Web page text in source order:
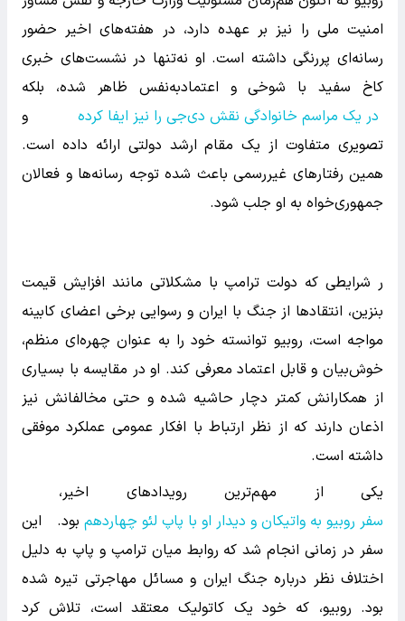
امنیت ملی را نیز بر عهده دارد، در هفته‌های اخیر حضور
رسانه‌ای پررنگی داشته است. او نه‌تنها در نشست‌های خبری
کاخ سفید با شوخی و اعتمادبه‌نفس ظاهر شده، بلکه
در یک مراسم خانوادگی نقش دی‌جی را نیز ایفا کرده و
تصویری متفاوت از یک مقام ارشد دولتی ارائه داده است.
همین رفتارهای غیررسمی باعث شده توجه رسانه‌ها و فعالان
جمهوری‌خواه به او جلب شود.
ر شرایطی که دولت ترامپ با مشکلاتی مانند افزایش قیمت
بنزین، انتقادها از جنگ با ایران و رسوایی برخی اعضای کابینه
مواجه است، روبیو توانسته خود را به عنوان چهره‌ای منظم،
خوش‌بیان و قابل اعتماد معرفی کند. او در مقایسه با بسیاری
از همکارانش کمتر دچار حاشیه شده و حتی مخالفانش نیز
اذعان دارند که از نظر ارتباط با افکار عمومی عملکرد موفقی
داشته است.
یکی از مهم‌ترین رویدادهای اخیر،
سفر روبیو به واتیکان و دیدار او با پاپ لئو چهاردهم بود. این
سفر در زمانی انجام شد که روابط میان ترامپ و پاپ به دلیل
اختلاف نظر درباره جنگ ایران و مسائل مهاجرتی تیره شده
بود. روبیو، که خود یک کاتولیک معتقد است، تلاش کرد